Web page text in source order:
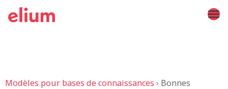
Modèles pour bases de connaissances › Bonnes